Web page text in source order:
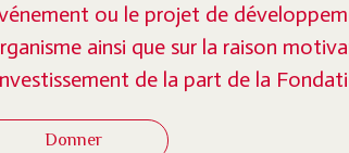
ou le projet de
ainsi que sur la raison
de la part de la
Donner